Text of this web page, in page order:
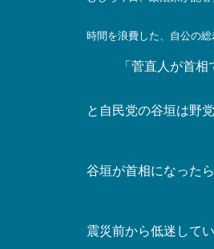
時間を浪費した、自公の
「菅直人が首
と自民党の谷垣は野
谷垣が首相になった
震災前から低迷して